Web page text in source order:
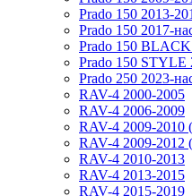
Prado 150 2013-
Prado 150 2017-
Prado 150
Prado 150 STYLE
Prado 250 2023-
RAV-4 2000-2005
RAV-4 2006-2009
RAV-4 2009-2010
RAV-4 2009-2012
RAV-4 2010-2013
RAV-4 2013-2015
RAV-4 2015-2019